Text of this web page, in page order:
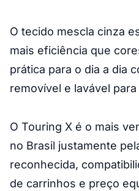
O tecido mescla cinza
mais eficiência que
prática para o dia a dia
removível e lavável
O Touring X é o mais
no Brasil justamente
reconhecida,
de carrinhos e preço